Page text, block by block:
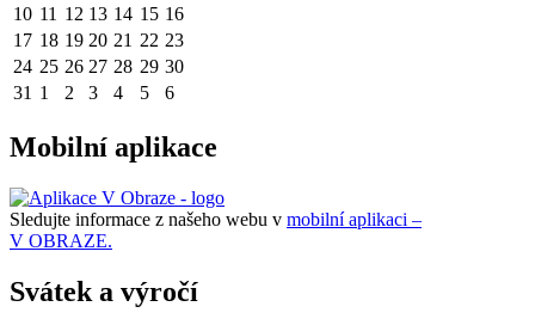
10 11 12 13 14 15 16
17 18 19 20 21 22 23
24 25 26 27 28 29 30
31 1 2 3 4 5 6
Mobilní aplikace
Sledujte informace z našeho webu v mobilní aplikaci –
V OBRAZE.
Svátek a výročí